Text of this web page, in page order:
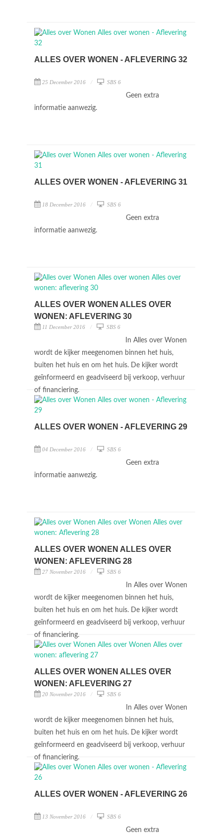
ALLES OVER WONEN - AFLEVERING 32
25 December 2016 SBS 6
Geen extra
informatie aanwezig.
ALLES OVER WONEN - AFLEVERING 31
18 December 2016 SBS 6
Geen extra
informatie aanwezig.
ALLES OVER WONEN ALLES OVER
WONEN: AFLEVERING 30
11 December 2016 SBS 6
In Alles over Wonen
wordt de kijker meegenomen binnen het huis,
buiten het huis en om het huis. De kijker wordt
geïnformeerd en geadviseerd bij verkoop, verhuur
of financiering.
ALLES OVER WONEN - AFLEVERING 29
04 December 2016 SBS 6
Geen extra
informatie aanwezig.
ALLES OVER WONEN ALLES OVER
WONEN: AFLEVERING 28
27 November 2016 SBS 6
In Alles over Wonen
wordt de kijker meegenomen binnen het huis,
buiten het huis en om het huis. De kijker wordt
geïnformeerd en geadviseerd bij verkoop, verhuur
of financiering.
ALLES OVER WONEN ALLES OVER
WONEN: AFLEVERING 27
20 November 2016 SBS 6
In Alles over Wonen
wordt de kijker meegenomen binnen het huis,
buiten het huis en om het huis. De kijker wordt
geïnformeerd en geadviseerd bij verkoop, verhuur
of financiering.
ALLES OVER WONEN - AFLEVERING 26
13 November 2016 SBS 6
Geen extra